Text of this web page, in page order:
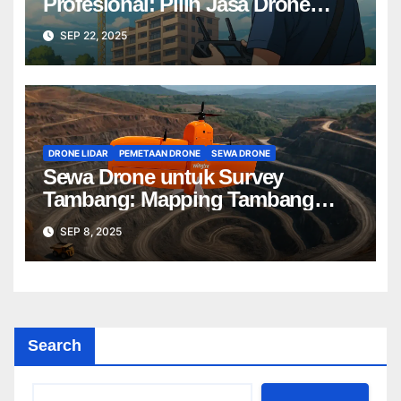
Terbaik untuk Proyek Anda
SEP 22, 2025
DRONE LIDAR PEMETAAN DRONE SEWA DRONE
Sewa Drone untuk Survey
Tambang: Mapping Tambang
Profesional Lebih Cepat & Akurat
SEP 8, 2025
Search